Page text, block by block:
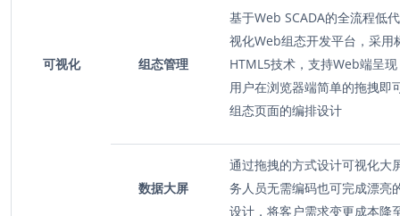
可视化 组态管理
基于Web SCADA的全流程低
视化Web组态开发平台，采用
HTML5技术，支持Web端呈
用户在浏览器端简单的拖拽即
组态页面的编排设计
数据大屏
通过拖拽的方式设计可视化大
务人员无需编码也可完成漂亮
设计，将客户需求变更成本降